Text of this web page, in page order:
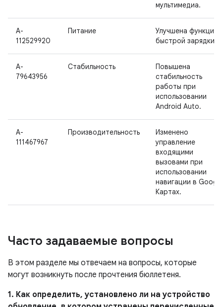
мультимедиа.
A-
112529920
Питание
Улучшена функция
быстрой зарядки.
A-
79643956
Стабильность
Повышена
стабильность
работы при
использовании
Android Auto.
A-
111467967
Производительность
Изменено
управление
входящими
вызовами при
использовании
навигации в
Картах.
Часто задаваемые вопросы
В этом разделе мы отвечаем на вопросы, которые
могут возникнуть после прочтения бюллетеня.
1. Как определить, установлено ли на устройство